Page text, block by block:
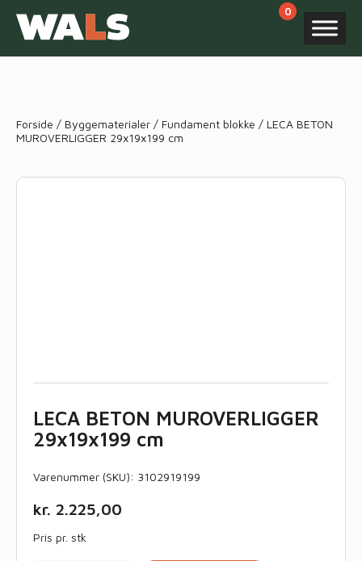
Forside / Byggematerialer / Fundament blokke / LECA BETON
MUROVERLIGGER 29x19x199 cm
LECA BETON MUROVERLIGGER
29x19x199 cm
Varenummer (SKU): 3102919199
kr. 2.225,00
Pris pr. stk